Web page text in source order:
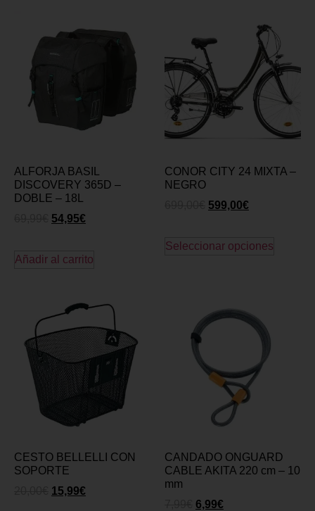
ALFORJA BASIL
DISCOVERY 365D –
DOBLE – 18L
54,95€
Añadir al carrito
CONOR CITY 24 MIXTA –
NEGRO
599,00€
Seleccionar opciones
CESTO BELLELLI CON
SOPORTE
15,99€
CANDADO ONGUARD
CABLE AKITA 220 cm – 10
mm
6,99€